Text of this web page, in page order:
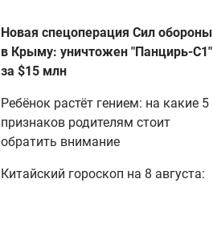
Новая спецоперация Сил обороны
в Крыму: уничтожен "Панцирь-С1"
за $15 млн
Ребёнок растёт гением: на какие 5
признаков родителям стоит
обратить внимание
Китайский гороскоп на 8 августа: